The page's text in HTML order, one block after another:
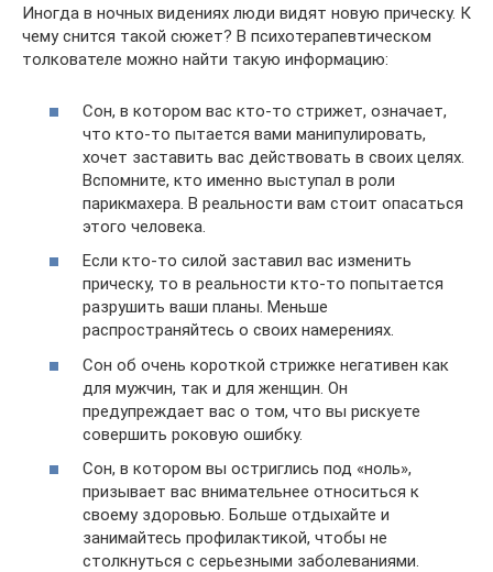
Иногда в ночных видениях люди видят новую прическу. К
чему снится такой сюжет? В психотерапевтическом
толкователе можно найти такую информацию:
Сон, в котором вас кто-то стрижет, означает,
что кто-то пытается вами манипулировать,
хочет заставить вас действовать в своих целях.
Вспомните, кто именно выступал в роли
парикмахера. В реальности вам стоит опасаться
этого человека.
Если кто-то силой заставил вас изменить
прическу, то в реальности кто-то попытается
разрушить ваши планы. Меньше
распространяйтесь о своих намерениях.
Сон об очень короткой стрижке негативен как
для мужчин, так и для женщин. Он
предупреждает вас о том, что вы рискуете
совершить роковую ошибку.
Сон, в котором вы остриглись под «ноль»,
призывает вас внимательнее относиться к
своему здоровью. Больше отдыхайте и
занимайтесь профилактикой, чтобы не
столкнуться с серьезными заболеваниями.